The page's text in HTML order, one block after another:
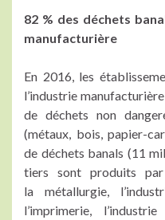
82 % des déchets
manufacturière
En 2016, les
l’industrie
de déchets non
(métaux, bois, papier-
de déchets banals (11
tiers sont produits
la métallurgie,
l’imprimerie,